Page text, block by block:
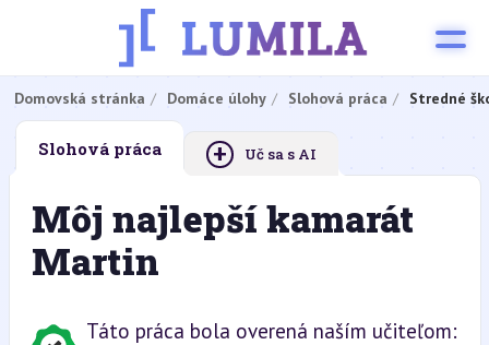
Domovská stránka Domáce úlohy Slohová práca Stredné
Slohová práca + Uč sa s AI
Môj najlepší kamarát
Martin
Táto práca bola overená naším učiteľom: